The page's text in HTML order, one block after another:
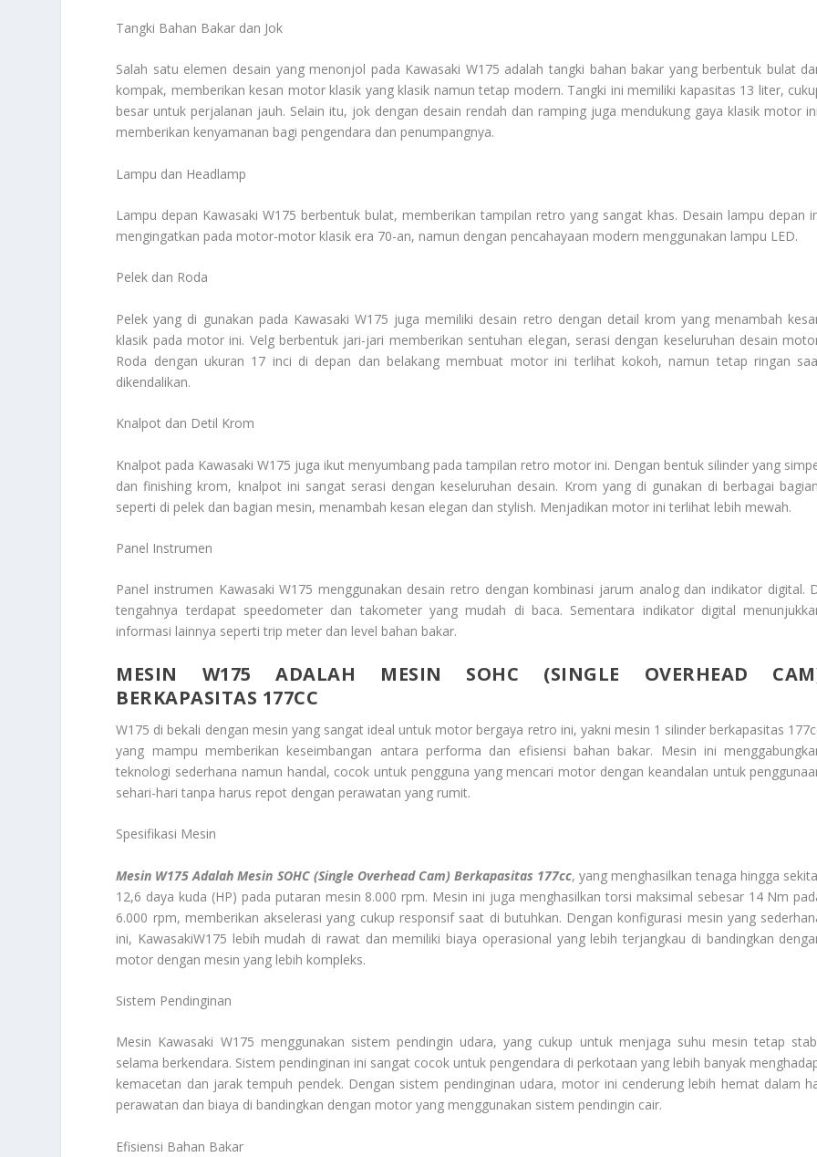
Tangki Bahan Bakar dan Jok
Salah satu elemen desain yang menonjol pada Kawasaki W175 adalah tangki bahan bakar yang berbentuk bulat
kompak, memberikan kesan motor klasik yang klasik namun tetap modern. Tangki ini memiliki kapasitas 13 liter,
besar untuk perjalanan jauh. Selain itu, jok dengan desain rendah dan ramping juga mendukung gaya klasik motor
memberikan kenyamanan bagi pengendara dan penumpangnya.
Lampu dan Headlamp
Lampu depan Kawasaki W175 berbentuk bulat, memberikan tampilan retro yang sangat khas. Desain lampu depan
mengingatkan pada motor-motor klasik era 70-an, namun dengan pencahayaan modern menggunakan lampu LED.
Pelek dan Roda
Pelek yang di gunakan pada Kawasaki W175 juga memiliki desain retro dengan detail krom yang menambah
klasik pada motor ini. Velg berbentuk jari-jari memberikan sentuhan elegan, serasi dengan keseluruhan desain
Roda dengan ukuran 17 inci di depan dan belakang membuat motor ini terlihat kokoh, namun tetap ringan
dikendalikan.
Knalpot dan Detil Krom
Knalpot pada Kawasaki W175 juga ikut menyumbang pada tampilan retro motor ini. Dengan bentuk silinder yang
dan finishing krom, knalpot ini sangat serasi dengan keseluruhan desain. Krom yang di gunakan di berbagai
seperti di pelek dan bagian mesin, menambah kesan elegan dan stylish. Menjadikan motor ini terlihat lebih mewah.
Panel Instrumen
Panel instrumen Kawasaki W175 menggunakan desain retro dengan kombinasi jarum analog dan indikator digital.
tengahnya terdapat speedometer dan takometer yang mudah di baca. Sementara indikator digital
informasi lainnya seperti trip meter dan level bahan bakar.
MESIN W175 ADALAH MESIN SOHC (SINGLE OVERHEAD
BERKAPASITAS 177CC
W175 di bekali dengan mesin yang sangat ideal untuk motor bergaya retro ini, yakni mesin 1 silinder berkapasitas
yang mampu memberikan keseimbangan antara performa dan efisiensi bahan bakar. Mesin ini
teknologi sederhana namun handal, cocok untuk pengguna yang mencari motor dengan keandalan untuk
sehari-hari tanpa harus repot dengan perawatan yang rumit.
Spesifikasi Mesin
Mesin W175 Adalah Mesin SOHC (Single Overhead Cam) Berkapasitas 177cc, yang menghasilkan tenaga hingga
12,6 daya kuda (HP) pada putaran mesin 8.000 rpm. Mesin ini juga menghasilkan torsi maksimal sebesar 14 Nm
6.000 rpm, memberikan akselerasi yang cukup responsif saat di butuhkan. Dengan konfigurasi mesin yang
ini, KawasakiW175 lebih mudah di rawat dan memiliki biaya operasional yang lebih terjangkau di bandingkan
motor dengan mesin yang lebih kompleks.
Sistem Pendinginan
Mesin Kawasaki W175 menggunakan sistem pendingin udara, yang cukup untuk menjaga suhu mesin tetap
selama berkendara. Sistem pendinginan ini sangat cocok untuk pengendara di perkotaan yang lebih banyak
kemacetan dan jarak tempuh pendek. Dengan sistem pendinginan udara, motor ini cenderung lebih hemat dalam
perawatan dan biaya di bandingkan dengan motor yang menggunakan sistem pendingin cair.
Efisiensi Bahan Bakar